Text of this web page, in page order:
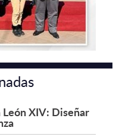
XIV: Diseñar